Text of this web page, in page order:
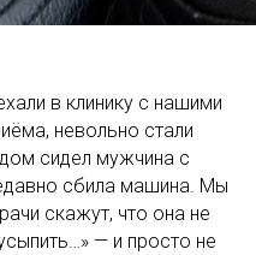
в клинику с нашими
невольно стали
сидел мужчина с
сбила машина. Мы
скажут, что она не
— и просто не